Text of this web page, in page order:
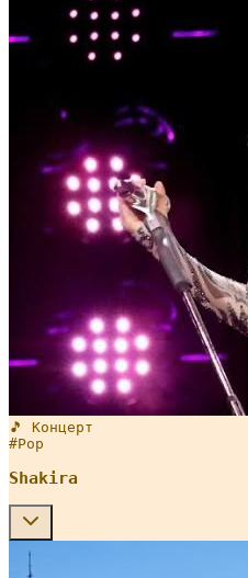
🎵 Концерт
#Pop
Shakira